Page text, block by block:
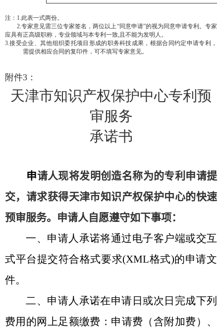
注： 1. 此表一式两份。
2. 专家意见需三位专家签名，两位以上“同意申请”的视为同意申请专利。专家
应具有正高级职称，专业领域与本专利一致 且不能为发明人。
3. 接受企业、其他组织委托项目形成的职务科技成果，根据合同约定申请专利，
需提供相应合同的复印件，可不填写专家意见。
附件3 ：
天津市知识产权保护中心专利预
审服务
承诺书
申请人现将发明创造名称为的专利申请提
交，请求获得天津市知识产权保护中心的快速
预审服务。申请人自愿遵守如下事项：
一、申请人承诺将通过电子客户端或交互
式平台提交符合格式要求(XML格式)的申请文
件。
二、申请人承诺在申请日或次日完成下列
费用的网上足额缴费：申请费（含附加费）、